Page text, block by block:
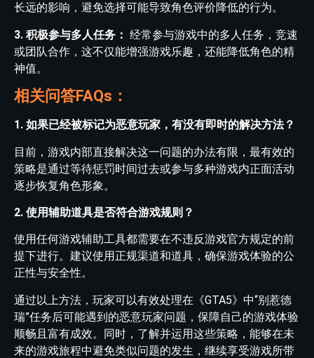
长远的影响，避免选择可能导致角色评价降低的行为。
3. 积极参与多人任务： 经常参与游戏中的多人任务，竞速
或团队合作，这不仅能增强游戏乐趣，还能降低角色的精
神值。
相关问答FAQs：
1. 如果已经被标记为恶意玩家，有没有即时的解决方法？
目前，游戏内部直接解决这一问题的办法有限，最有效的
策略是通过等待惩罚时间过去或参与多种游戏内正面活动
逐步恢复角色形象。
2. 使用辅助道具是否符合游戏规则？
使用任何游戏辅助工具都需要在不违反游戏官方规定的前
提下进行。建议使用正规渠道和道具，确保游戏体验的公
正性与安全性。
通过以上方法，玩家可以有效处理在《GTA5》中“别惹德
瑞”任务后可能遇到的恶意玩家问题，保障自己的游戏体验
顺畅且富有成效。同时，了解并运用这些策略，能够在未
来的游戏旅程中避免类似问题的发生，继续享受游戏所带